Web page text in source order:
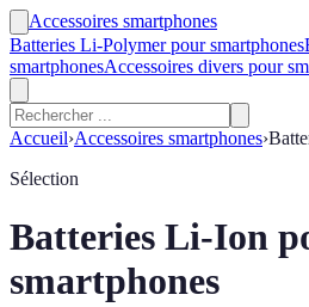
Accessoires smartphones
Batteries Li-Polymer pour smartphones
smartphonesAccessoires divers pour
Accueil›Accessoires smartphones›
Sélection
Batteries Li-Ion
smartphones